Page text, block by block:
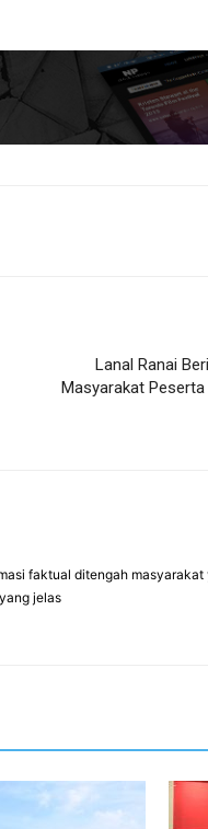
Lanal Ranai
Masyarakat
faktual ditengah masyarakat
jelas